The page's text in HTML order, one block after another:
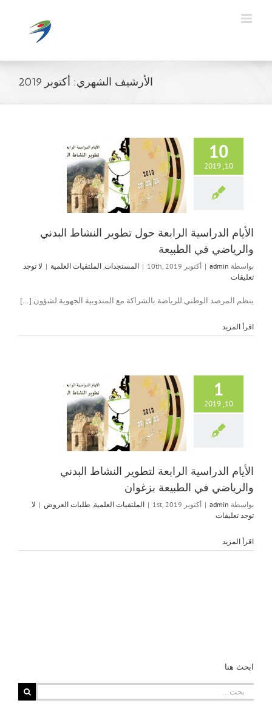
الأرشيف الشهري: أكتوبر 2019
10
10, 2019
الأيام الدراسية الرابعة حول تطوير النشاط البدني
والرياضي في الطبيعة
بواسطة admin
| أكتوبر 10th, 2019 | المستجدات, الملتقيات العلمية | لا توجد
تعليقات
ينظم المرصد الوطني للرياضة بالشراكة مع المندوبية الجهوية لشؤون [...]
‫اقرأ المزيد
1
10, 2019
الأيام الدراسية الرابعة لتطوير النشاط البدني
والرياضي في الطبيعة بزغوان
بواسطة admin
| أكتوبر 1st, 2019 | الملتقيات العلمية طلبات العروض | لا
توجد تعليقات
‫اقرأ المزيد
ابحث هنا
البحث
عن: